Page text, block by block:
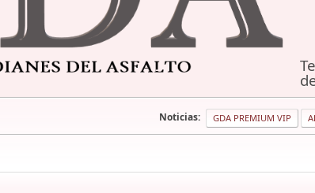
Noticias: GDA PREMIUM VIP